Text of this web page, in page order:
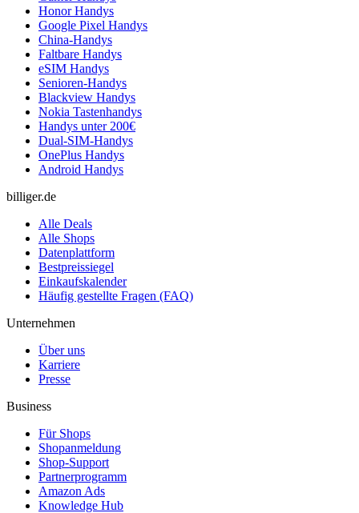
Honor Handys
Google Pixel Handys
China-Handys
Faltbare Handys
eSIM Handys
Senioren-Handys
Blackview Handys
Nokia Tastenhandys
Handys unter 200€
Dual-SIM-Handys
OnePlus Handys
Android Handys
billiger.de
Alle Deals
Alle Shops
Datenplattform
Bestpreissiegel
Einkaufskalender
Häufig gestellte Fragen (FAQ)
Unternehmen
Über uns
Karriere
Presse
Business
Für Shops
Shopanmeldung
Shop-Support
Partnerprogramm
Amazon Ads
Knowledge Hub